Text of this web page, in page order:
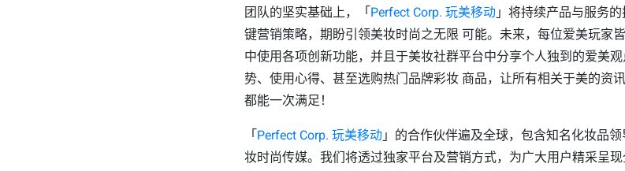
团队的坚实基础上，「 Perfect Corp. 玩美移动 」将持续产品与服务
键营销策略，期盼引领美妆时尚之无限 可能。未来，每位爱美玩家
中使用各项创新功能，并且于美妆社群平台中分享个人独到的爱美
势、使用心得、甚至选购热门品牌彩妆 商品，让所有相关于美的资
都能一次满足！
「 Perfect Corp. 玩美移动 」的合作伙伴遍及全球，包含知名化妆品
妆时尚传媒。我们将透过独家平台及营销方式，为广大用户精采呈现